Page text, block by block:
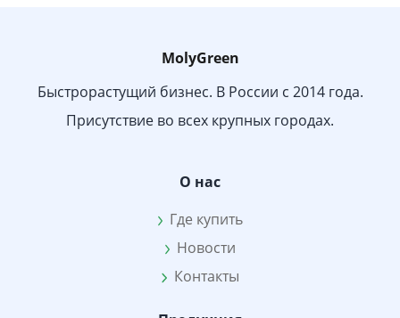
MolyGreen
Быстрорастущий бизнес. В России с 2014 года.
Присутствие во всех крупных городах.
О нас
Где купить
Новости
Контакты